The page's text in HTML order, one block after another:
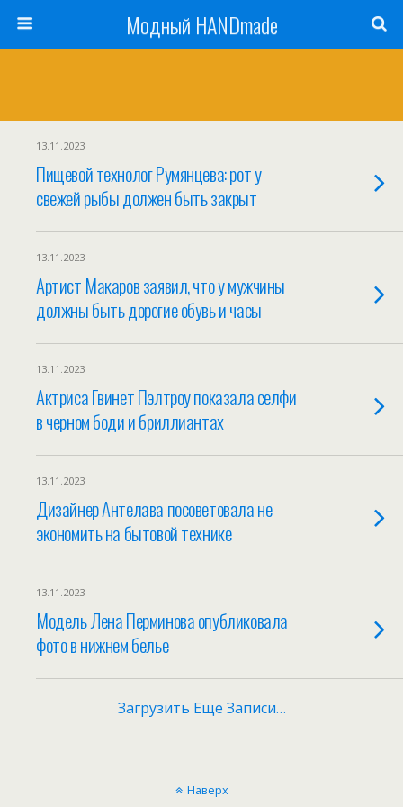
Модный HANDmade
13.11.2023
Пищевой технолог Румянцева: рот у
свежей рыбы должен быть закрыт
13.11.2023
Артист Макаров заявил, что у мужчины
должны быть дорогие обувь и часы
13.11.2023
Актриса Гвинет Пэлтроу показала селфи
в черном боди и бриллиантах
13.11.2023
Дизайнер Антелава посоветовала не
экономить на бытовой технике
13.11.2023
Модель Лена Перминова опубликовала
фото в нижнем белье
Загрузить Еще Записи…
Наверх